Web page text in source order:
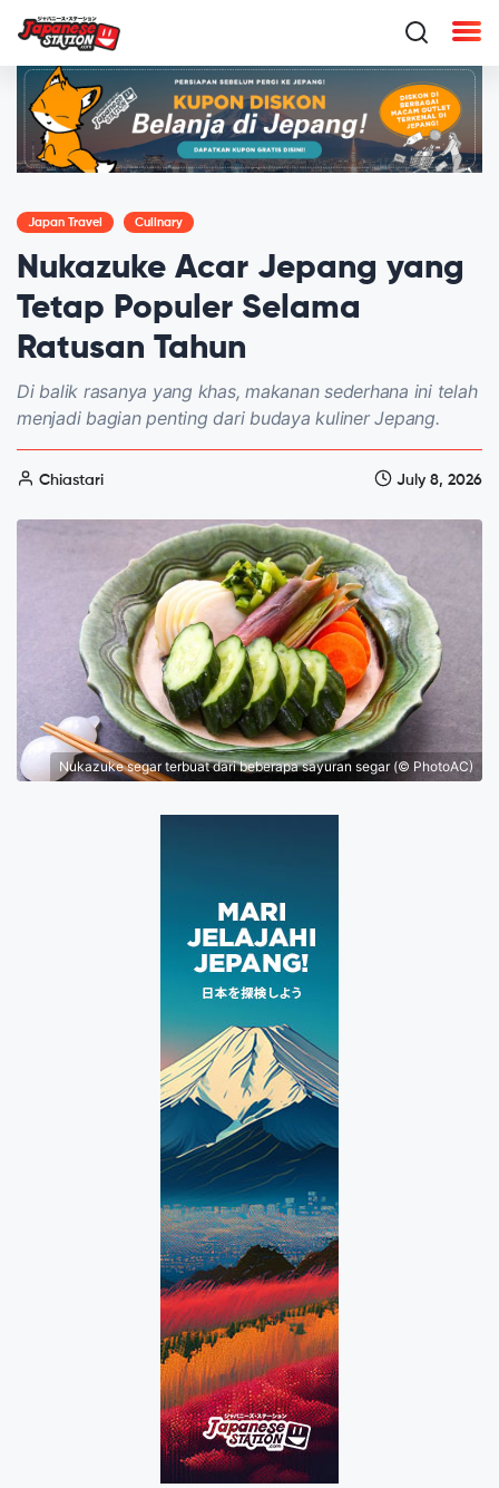
Japan Travel Culinary
Nukazuke Acar Jepang yang
Tetap Populer Selama
Ratusan Tahun
Di balik rasanya yang khas, makanan sederhana ini telah
menjadi bagian penting dari budaya kuliner Jepang.
Chiastari July 8, 2026
Nukazuke segar terbuat dari beberapa sayuran segar (© PhotoAC)